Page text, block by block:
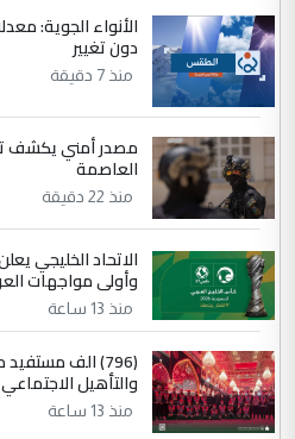
التعليق : واحد من عصابة
جنسية الرافد الثالث
ابا فرات ...
الموضوع :الجواهري يرد
مضجعيك يابن الزنا (نص
حيدر عاشور
التعليق : تحياتي لك استاذ
دقيق ومسؤول؛
وثروات البلد يعتمد على
بين الإهمال
الرافدين تعاني الجفاف
الأنواء الجوية:
دون تغيير
منذ 7 دقيقة
مصدر أمني يكشف
العاصمة
منذ 22 دقيقة
وأولى مواجهات
منذ 13 ساعة
(796) الف
والتأهيل
منذ 13 ساعة